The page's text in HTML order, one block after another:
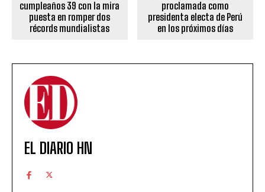
cumpleaños 39 con la mira
puesta en romper dos
récords mundialistas
proclamada como
presidenta electa de Perú
en los próximos días
EL DIARIO HN